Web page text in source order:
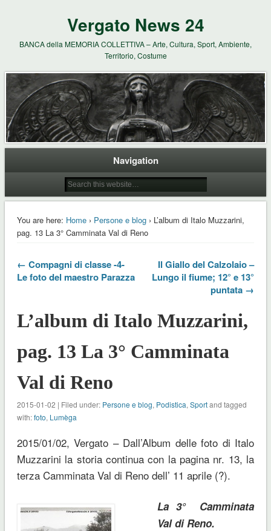
Vergato News 24
BANCA della MEMORIA COLLETTIVA – Arte, Cultura, Sport, Ambiente,
Territorio, Costume
Navigation
You are here: Home› Persone e blog› L’album di Italo Muzzarini,
pag. 13 La 3° Camminata Val di Reno
← Compagni di classe -4-
Le foto del maestro Parazza
Il Giallo del Calzolaio –
Lungo il fiume; 12° e 13°
puntata →
L’album di Italo Muzzarini,
pag. 13 La 3° Camminata
Val di Reno
2015-01-02 | Filed under: Persone e blog, Podistica, Sportand tagged
with:foto, Lumèga
2015/01/02, Vergato – Dall’Album delle foto di Italo
Muzzarini la storia continua con la pagina nr. 13, la
terza Camminata Val di Reno dell’ 11 aprile (?).
La 3° Camminata
Val di Reno.